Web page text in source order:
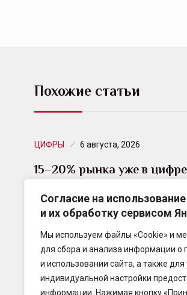
Согласие на
и их обработку сервисом
Мы используем файлы «Cookie» и
для сбора и анализа информации о
и использовании сайта, а также
индивидуальной настройки
информации. Нажимая кнопку
Похожие статьи
ЦИФРЫ 6 августа, 2026
15–20% рынка уже в
повлияли…
По оценке профильных СМИ,
в цифру уже 15–20%
показатель растёт, а
более актуальной.